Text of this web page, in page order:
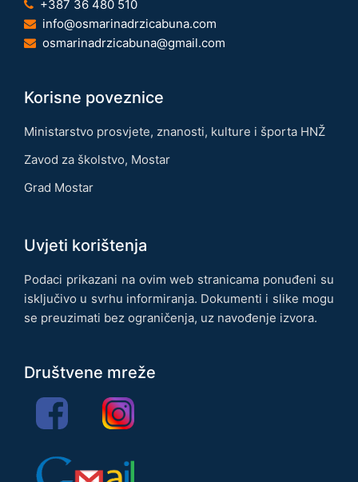
+387 36 480 510
info@osmarinadrzicabuna.com
osmarinadrzicabuna@gmail.com
Korisne poveznice
Ministarstvo prosvjete, znanosti, kulture i športa HNŽ
Zavod za školstvo, Mostar
Grad Mostar
Uvjeti korištenja
Podaci prikazani na ovim web stranicama ponuđeni su
isključivo u svrhu informiranja. Dokumenti i slike mogu
se preuzimati bez ograničenja, uz navođenje izvora.
Društvene mreže